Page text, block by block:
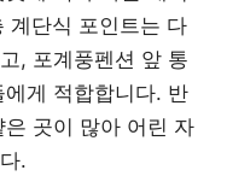
계단식 포인트는 다
, 포계풍펜션 앞 통
게 적합합니다. 반
곳이 많아 어린 자
.